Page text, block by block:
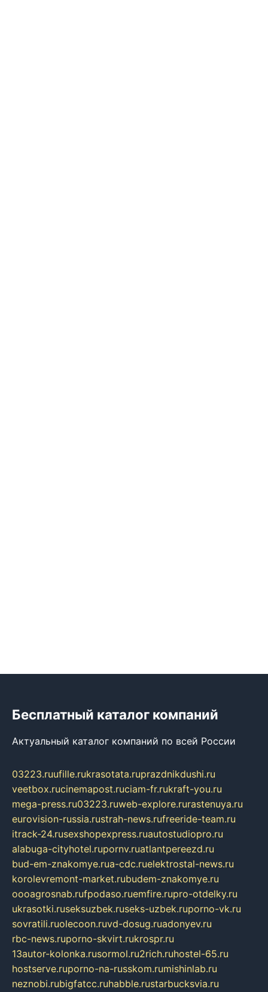
Бесплатный каталог компаний
Актуальный каталог компаний по всей России
03223.ruufille.rukrasotata.ruprazdnikdushi.ru
veetbox.rucinemapost.ruciam-fr.rukraft-you.ru
mega-press.ru03223.ruweb-explore.rurastenuya.ru
eurovision-russia.rustrah-news.rufreeride-team.ru
itrack-24.rusexshopexpress.ruautostudiopro.ru
alabuga-cityhotel.rupornv.ruatlantpereezd.ru
bud-em-znakomye.rua-cdc.ruelektrostal-news.ru
korolevremont-market.rubudem-znakomye.ru
oooagrosnab.rufpodaso.ruemfire.rupro-otdelky.ru
ukrasotki.ruseksuzbek.ruseks-uzbek.ruporno-vk.ru
sovratili.ruolecoon.ruvd-dosug.ruadonyev.ru
rbc-news.ruporno-skvirt.rukrospr.ru
13autor-kolonka.rusormol.ru2rich.ruhostel-65.ru
hostserve.ruporno-na-russkom.rumishinlab.ru
neznobi.rubigfatcc.ruhabble.rustarbucksvia.ru